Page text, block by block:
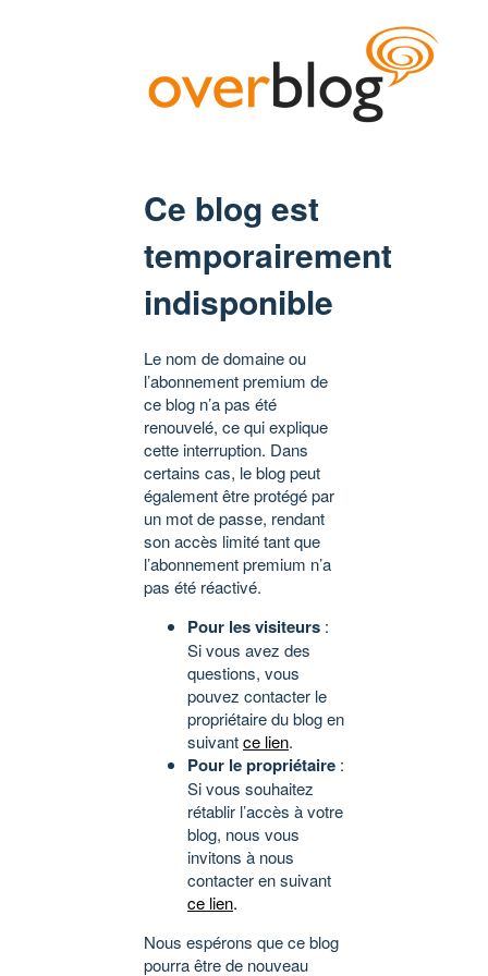
Ce blog est
temporairement
indisponible
Le nom de domaine ou
l’abonnement premium de
ce blog n’a pas été
renouvelé, ce qui explique
cette interruption. Dans
certains cas, le blog peut
également être protégé par
un mot de passe, rendant
son accès limité tant que
l’abonnement premium n’a
pas été réactivé.
Pour les visiteurs :
Si vous avez des
questions, vous
pouvez contacter le
propriétaire du blog en
suivantce lien.
Pour le propriétaire :
Si vous souhaitez
rétablir l’accès à votre
blog, nous vous
invitons à nous
contacter en suivant
ce lien.
Nous espérons que ce blog
pourra être de nouveau